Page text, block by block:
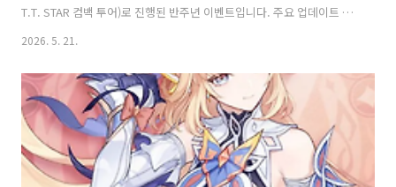
T.T. STAR 컴백 투어)로 진행된 반주년 이벤트입니다. 주요 업데이트 내
용신규 니케 (3명):아니스: 스타 (Tetra, 방어형 1버스트, 전격 RL): 카운
별 오브젝트 소환. 매일 1회 무료 픽업네온: 비전 아이 (Missilis, 화력형
3버스트, 전격 RL): 카운터스 오버스펙. 새 바디(침식·다크메터 면역),
화력 게이지 충전 + 버스트 강화. 매일 1회 무료 픽업아비스타 (Elysion,
지원형 1버스트, 전격 MG): 무료 배포 SSR. 아니스 팬/매니저 컨셉..
2026. 5. 21.